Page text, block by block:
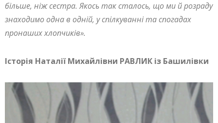
більше, ніж сестра. Якось так сталось, що ми й розраду
знаходимо одна в одній, у спілкуванні та спогадах
пронаших хлопчиків».
Історія Наталії Михайлівни РАВЛИК із Башилівки